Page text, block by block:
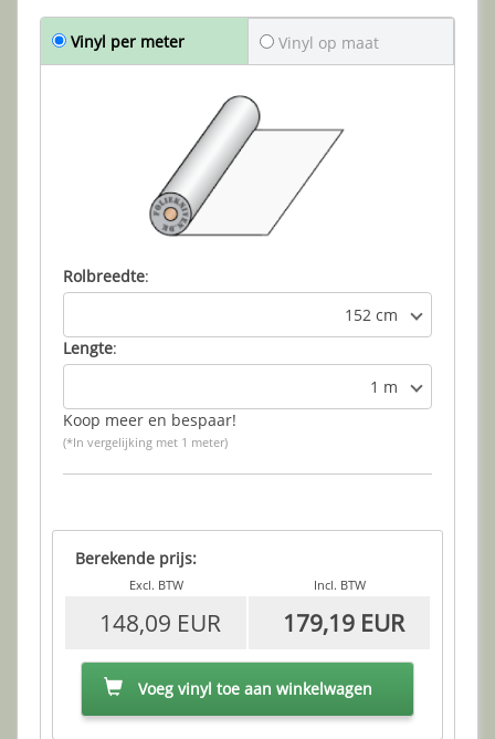
Vinyl per meter Vinyl op maat
Rolbreedte:
152 cm
Lengte:
1 m
Koop meer en bespaar!
(*In vergelijking met 1 meter)
Berekende prijs:
Excl. BTW Incl. BTW
148,09 EUR 179,19 EUR
Voeg vinyl toe aan winkelwagen